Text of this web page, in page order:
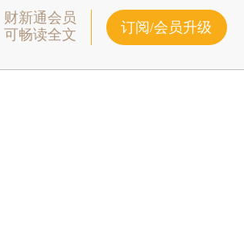
财新通会员
可畅读全文
订阅/会员升级